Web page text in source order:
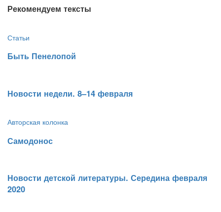
Рекомендуем тексты
Статьи
Быть Пенелопой
​Новости недели. 8–14 февраля
Авторская колонка
​Самодонос
​Новости детской литературы. Середина февраля
2020